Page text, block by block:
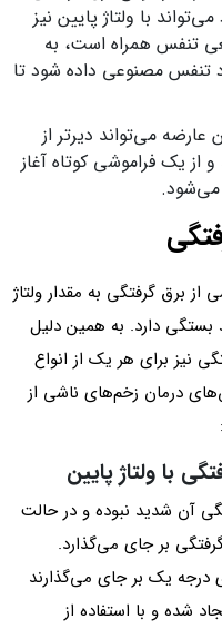
با ولتاژ پایین نیز
تنفس همراه است، به
تنفس مصنوعی داده شود تا
می‌تواند دیرتر از
از یک فراموشی کوتاه آغاز
می‌شود.
برق گرفتگی به مقدار ولتاژ
بستگی دارد. به همین دلیل
نیز برای هر یک از انواع
درمان زخم‌های ناشی از
با ولتاژ پایین
آن شدید نبوده و در حالت
بر جای می‌‌گذارد.
درجه یک بر جای می‌گذارند
شده و با استفاده از